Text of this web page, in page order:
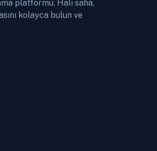
platformu. Halı saha,
kolayca bulun ve